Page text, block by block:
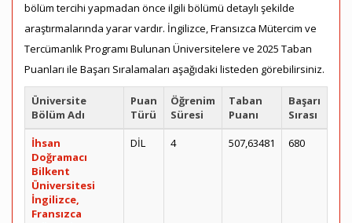
bölüm tercihi yapmadan önce ilgili bölümü detaylı şekilde
araştırmalarında yarar vardır. İngilizce, Fransızca Mütercim ve
Tercümanlık Programı Bulunan Üniversitelere ve 2025 Taban
Puanları ile Başarı Sıralamaları aşağıdaki listeden görebilirsiniz.
Üniversite
Bölüm Adı
Puan
Türü
Öğrenim
Süresi
Taban
Puanı
Başarı
Sırası
İhsan
Doğramacı
Bilkent
Üniversitesi
İngilizce,
Fransızca
DİL 4 507,63481 680